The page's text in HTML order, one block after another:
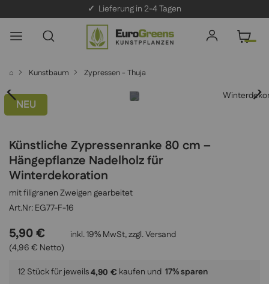
✓ Lieferung in 2-4 Tagen
⌂ Kunstbaum Zypressen - Thuja
NEU
Künstliche Zypressenranke 80 cm –
Hängepflanze Nadelholz für
Winterdekoration
mit filigranen Zweigen gearbeitet
EG77-F-16
5,90 €
(4,96 € Netto)
inkl. 19% MwSt, zzgl.Versand
12 Stück für jeweils4,90 € kaufen und 17% sparen